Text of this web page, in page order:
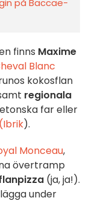
finns Maxime
Blanc
kokosflan
regionala
far eller
(Ibrik).
Monceau,
övertramp
(ja, ja!).
under